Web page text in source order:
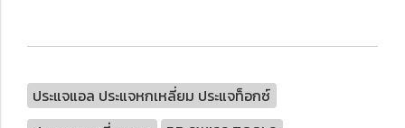
ประแจแอล ประแจหกเหลี่ยม ประแจท็อกซ์